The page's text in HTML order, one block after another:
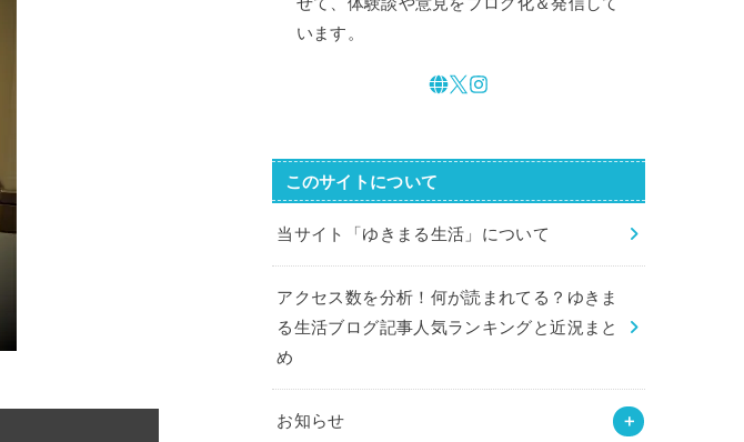
います。
このサイトについて
当サイト「ゆきまる生活」について
アクセス数を分析！何が読まれてる？ゆきま
る生活ブログ記事人気ランキングと近況まと
め
お知らせ